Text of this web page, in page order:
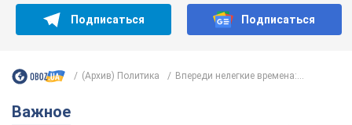
Подписаться Подписаться
(Архив) Политика Впереди нелегкие времена:...
Важное